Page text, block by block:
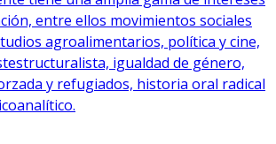
entre ellos movimientos sociales
agroalimentarios, política y cine,
igualdad de género,
y refugiados, historia oral radical